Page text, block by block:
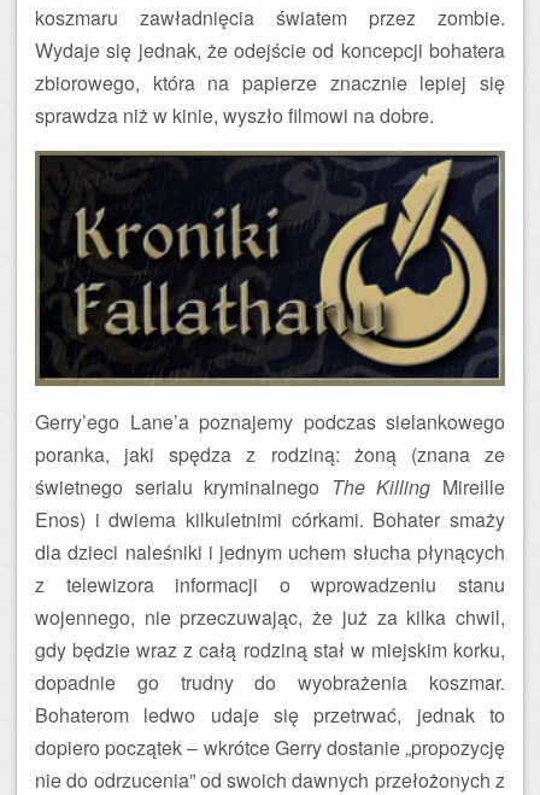
koszmaru zawładnięcia światem przez zombie.
Wydaje się jednak, że odejście od koncepcji bohatera
zbiorowego, która na papierze znacznie lepiej się
sprawdza niż w kinie, wyszło filmowi na dobre.
Gerry’ego Lane’a poznajemy podczas sielankowego
poranka, jaki spędza z rodziną: żoną (znana ze
świetnego serialu kryminalnego The Killing Mireille
Enos) i dwiema kilkuletnimi córkami. Bohater smaży
dla dzieci naleśniki i jednym uchem słucha płynących
z telewizora informacji o wprowadzeniu stanu
wojennego, nie przeczuwając, że już za kilka chwil,
gdy będzie wraz z całą rodziną stał w miejskim korku,
dopadnie go trudny do wyobrażenia koszmar.
Bohaterom ledwo udaje się przetrwać, jednak to
dopiero początek – wkrótce Gerry dostanie „propozycję
nie do odrzucenia” od swoich dawnych przełożonych z